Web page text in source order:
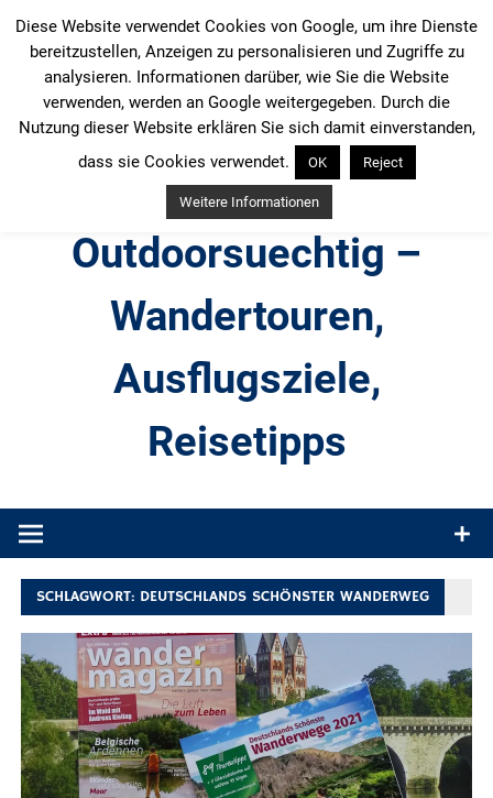
Inhalt
springen
Outdoorsuechtig –
Wandertouren,
Ausflugsziele,
Reisetipps
Produkttests und Buchrezensionen. Ein Blog für alle, die gern
SCHLAGWORT: DEUTSCHLANDS SCHÖNSTER WANDERWEG
Diese Website verwendet Cookies von Google, um ihre Dienste
bereitzustellen, Anzeigen zu personalisieren und Zugriffe zu
analysieren. Informationen darüber, wie Sie die Website
verwenden, werden an Google weitergegeben. Durch die
Nutzung dieser Website erklären Sie sich damit einverstanden,
dass sie Cookies verwendet.
OK Reject
Weitere Informationen